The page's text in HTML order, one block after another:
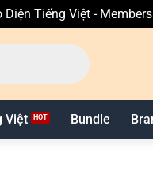
Tiếng Việt -
Việt Bundle